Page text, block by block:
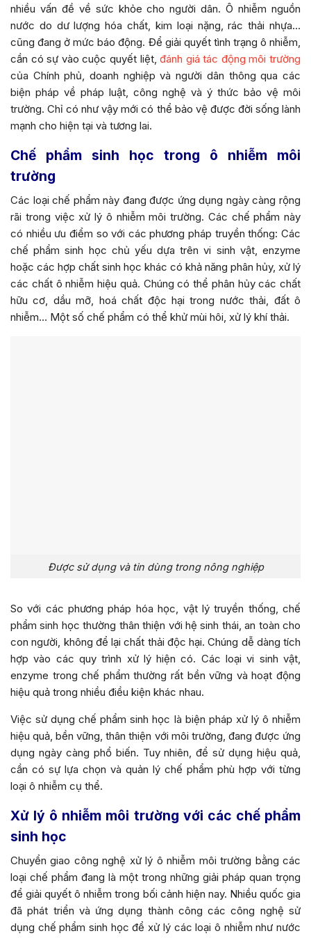
nhiều vấn đề về sức khỏe cho người dân. Ô nhiễm nguồn
nước do dư lượng hóa chất, kim loại nặng, rác thải nhựa…
cũng đang ở mức báo động. Để giải quyết tình trạng ô nhiễm,
cần có sự vào cuộc quyết liệt,đánh giá tác động môi trường
của Chính phủ, doanh nghiệp và người dân thông qua các
biện pháp về pháp luật, công nghệ và ý thức bảo vệ môi
trường. Chỉ có như vậy mới có thể bảo vệ được đời sống lành
mạnh cho hiện tại và tương lai.
Chế phẩm sinh học trong ô nhiễm môi
trường
Các loại chế phẩm này đang được ứng dụng ngày càng rộng
rãi trong việc xử lý ô nhiễm môi trường. Các chế phẩm này
có nhiều ưu điểm so với các phương pháp truyền thống: Các
chế phẩm sinh học chủ yếu dựa trên vi sinh vật, enzyme
hoặc các hợp chất sinh học khác có khả năng phân hủy, xử lý
các chất ô nhiễm hiệu quả. Chúng có thể phân hủy các chất
hữu cơ, dầu mỡ, hoá chất độc hại trong nước thải, đất ô
nhiễm… Một số chế phẩm có thể khử mùi hôi, xử lý khí thải.
Được sử dụng và tin dùng trong nông nghiệp
So với các phương pháp hóa học, vật lý truyền thống, chế
phẩm sinh học thường thân thiện với hệ sinh thái, an toàn cho
con người, không để lại chất thải độc hại. Chúng dễ dàng tích
hợp vào các quy trình xử lý hiện có. Các loại vi sinh vật,
enzyme trong chế phẩm thường rất bền vững và hoạt động
hiệu quả trong nhiều điều kiện khác nhau.
Việc sử dụng chế phẩm sinh học là biện pháp xử lý ô nhiễm
hiệu quả, bền vững, thân thiện với môi trường, đang được ứng
dụng ngày càng phổ biến. Tuy nhiên, để sử dụng hiệu quả,
cần có sự lựa chọn và quản lý chế phẩm phù hợp với từng
loại ô nhiễm cụ thể.
Xử lý ô nhiễm môi trường với các chế phẩm
sinh học
Chuyển giao công nghệ xử lý ô nhiễm môi trường bằng các
loại chế phẩm đang là một trong những giải pháp quan trọng
để giải quyết ô nhiễm trong bối cảnh hiện nay. Nhiều quốc gia
đã phát triển và ứng dụng thành công các công nghệ sử
dụng chế phẩm sinh học để xử lý các loại ô nhiễm như nước